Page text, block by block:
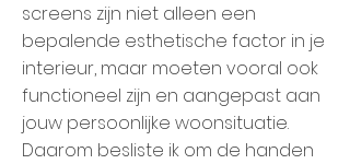
screens zijn niet alleen een
bepalende esthetische factor in je
interieur, maar moeten vooral ook
functioneel zijn en aangepast aan
jouw persoonlijke woonsituatie.
Daarom besliste ik om de handen